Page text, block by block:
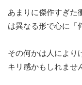
あまりに傑作すぎた
は異なる形で心に「
その何かは人により
キリ感かもしれませ